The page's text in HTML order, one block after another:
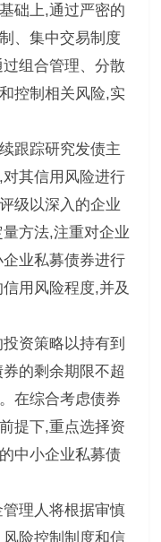
础上,通过严密的
、集中交易制度
组合管理、分散
控制相关风险,实
跟踪研究发债主
其信用风险进行
级以深入的企业
方法,注重对企业
业私募债券进行
用风险程度,并及
资策略以持有到
的剩余期限不超
在综合考虑债券
提下,重点选择资
中小企业私募债
理人将根据审慎
险控制制度和信